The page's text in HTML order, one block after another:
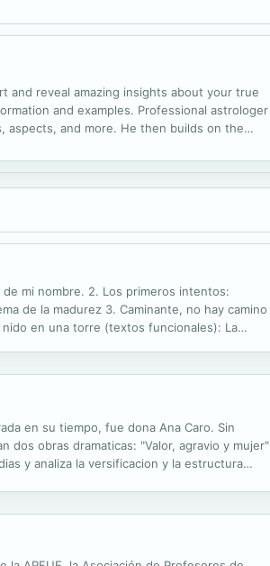
reveal amazing insights about your true
and examples. Professional astrologer
aspects, and more. He then builds on the
mi nombre. 2. Los primeros intentos:
de la madurez 3. Caminante, no hay camino
en una torre (textos funcionales): La
en su tiempo, fue dona Ana Caro. Sin
dos obras dramaticas: "Valor, agravio y mujer"
y analiza la versificacion y la estructura